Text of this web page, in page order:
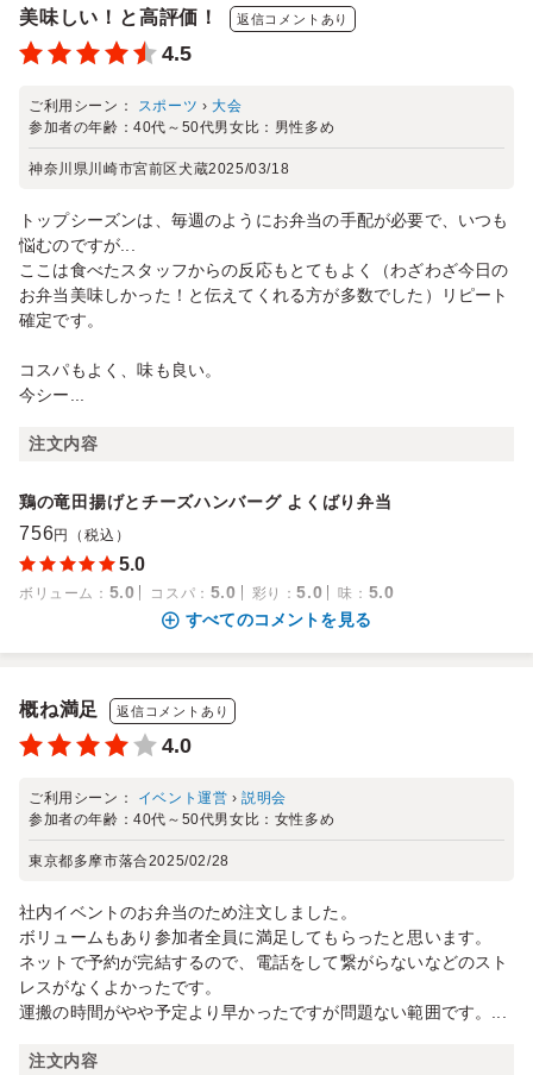
美味しい！と高評価！ 返信コメントあり
4.5
ご利用シーン： スポーツ ›大会
参加者の年齢：40代～50代男女比： 男性多め
神奈川県川崎市宮前区犬蔵2025/03/18
トップシーズンは、毎週のようにお弁当の手配が必要で、いつも
悩むのですが...
ここは食べたスタッフからの反応もとてもよく（わざわざ今日の
お弁当美味しかった！と伝えてくれる方が多数でした）リピート
確定です。
コスパもよく、味も良い。
今シー...
注文内容
鶏の竜田揚げとチーズハンバーグ よくばり弁当
756円（税込）
5.0
ボリューム ： 5.0 コスパ ： 5.0 彩り ：5.0 味 ： 5.0
すべてのコメントを見る
概ね満足 返信コメントあり
4.0
ご利用シーン： イベント運営 ›説明会
参加者の年齢：40代～50代男女比： 女性多め
東京都多摩市落合2025/02/28
社内イベントのお弁当のため注文しました。
ボリュームもあり参加者全員に満足してもらったと思います。
ネットで予約が完結するので、電話をして繋がらないなどのスト
レスがなくよかったです。
運搬の時間がやや予定より早かったですが問題ない範囲です。...
注文内容